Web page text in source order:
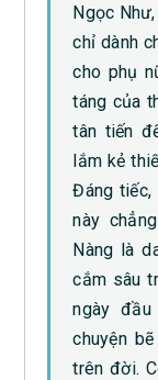
Ngọc
chỉ dành
cho phụ
táng của
tân tiến
lắm kẻ
Đáng tiếc,
này
Nàng là
cắm sâu
ngày
chuyện
trên đời.